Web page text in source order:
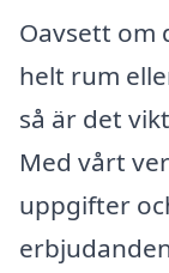
Oavsett om
helt rum
så är det
Med vårt
uppgifter